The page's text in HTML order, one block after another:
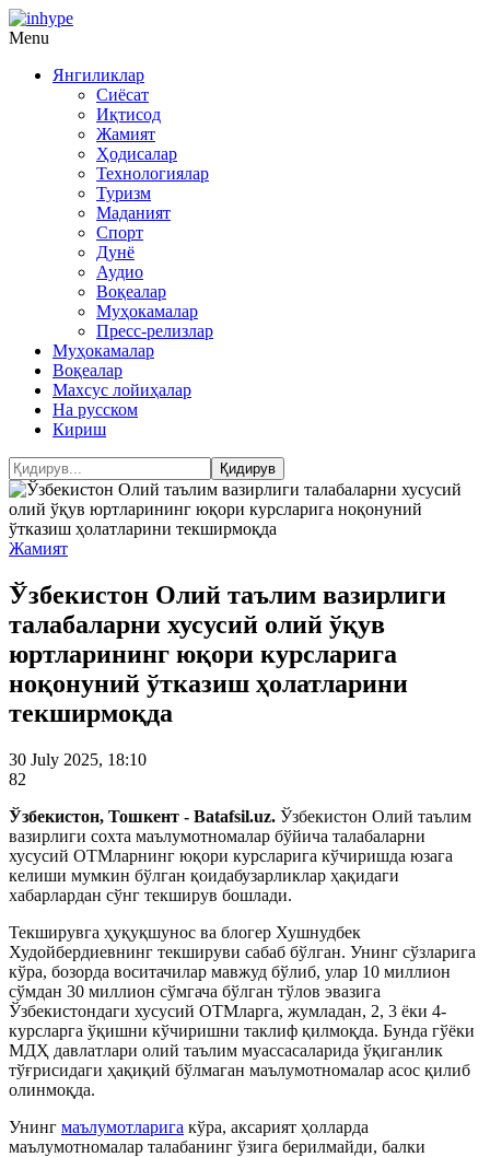
Menu
Янгиликлар
Сиёсат
Иқтисод
Жамият
Ҳодисалар
Технологиялар
Туризм
Маданият
Спорт
Дунё
Аудио
Воқеалар
Муҳокамалар
Пресс-релизлар
Муҳокамалар
Воқеалар
Махсус лойиҳалар
На русском
Кириш
Жамият
Ўзбекистон Олий таълим вазирлиги
талабаларни хусусий олий ўқув
юртларининг юқори курсларига
ноқонуний ўтказиш ҳолатларини
текширмоқда
30 July 2025, 18:10
82
Ўзбекистон, Тошкент - Batafsil.uz. Ўзбекистон Олий таълим
вазирлиги сохта маълумотномалар бўйича талабаларни
хусусий ОТМларнинг юқори курсларига кўчиришда юзага
келиши мумкин бўлган қоидабузарликлар ҳақидаги
хабарлардан сўнг текширув бошлади.
Текширувга ҳуқуқшунос ва блогер Хушнудбек
Худойбердиевнинг текшируви сабаб бўлган. Унинг сўзларига
кўра, бозорда воситачилар мавжуд бўлиб, улар 10 миллион
сўмдан 30 миллион сўмгача бўлган тўлов эвазига
Ўзбекистондаги хусусий ОТМларга, жумладан, 2, 3 ёки 4-
курсларга ўқишни кўчиришни таклиф қилмоқда. Бунда гўёки
МДҲ давлатлари олий таълим муассасаларида ўқиганлик
тўғрисидаги ҳақиқий бўлмаган маълумотномалар асос қилиб
олинмоқда.
Унинг маълумотларига кўра, аксарият ҳолларда
маълумотномалар талабанинг ўзига берилмайди, балки